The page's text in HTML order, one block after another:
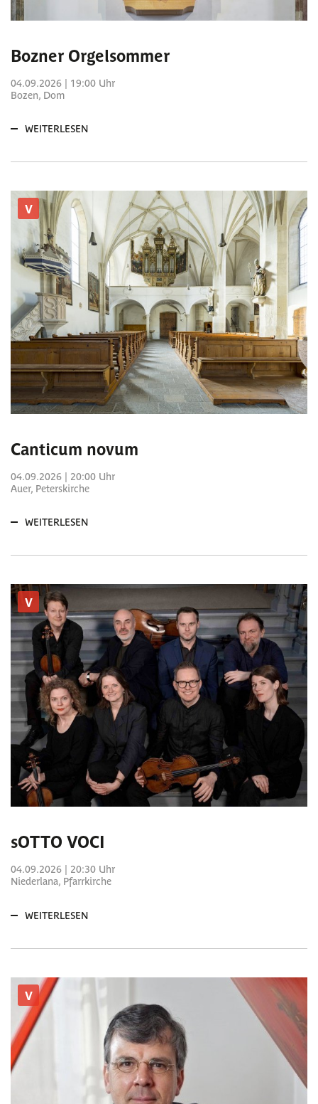
Bozner Orgelsommer
04.09.2026 | 19:00 Uhr
Bozen, Dom
WEITERLESEN
V
Canticum novum
04.09.2026 | 20:00 Uhr
Auer, Peterskirche
WEITERLESEN
V
sOTTO VOCI
04.09.2026 | 20:30 Uhr
Niederlana, Pfarrkirche
WEITERLESEN
V